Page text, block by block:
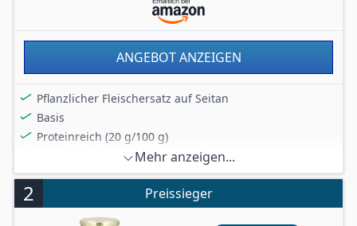
ANGEBOT ANZEIGEN
Pflanzlicher Fleischersatz auf Seitan
Basis
Proteinreich (20 g/100 g)
Ungekühlt lagerbar
Vegane Zutaten aus biologischer Landwirtschaft
Mehr anzeigen...
2 Preissieger